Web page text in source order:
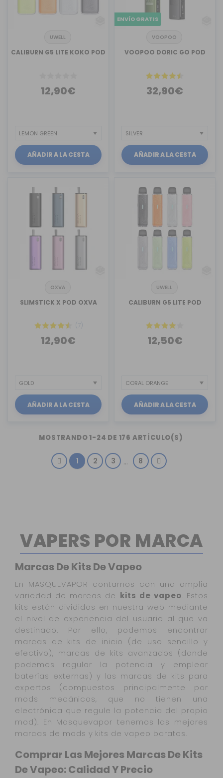
UWELL
CALIBURN G5 LITE KOKO POD
12,90€
AÑADIR A LA CESTA
ENVÍO GRATIS
VOOPOO
VOOPOO DORIC GO POD
32,90€
AÑADIR A LA CESTA
OXVA
SLIMSTICK X POD OXVA
(7)
12,90€
AÑADIR A LA CESTA
UWELL
CALIBURN G5 LITE POD
12,50€
AÑADIR A LA CESTA
MOSTRANDO 1-24 DE 176 ARTÍCULO(S)
1 2 3 … 8
VAPERS POR MARCA
Marcas De Kits De Vapeo
En MASQUEVAPOR contamos con una amplia
variedad de marcas de kits de vapeo. Estos
kits están divididos en nuestra web mediante
el nivel de experiencia del usuario al que va
destinado. Por ello, podemos encontrar
marcas de kits de inicio (de uso sencillo y
efectivo), marcas de kits avanzados (donde
podemos regular la potencia y emplear
baterías externas) y las marcas de kits para
expertos (compuestos principalmente por
mods mecánicos, que no tienen una
electrónica que regule la potencia del propio
mod). En Masquevapor tenemos las mejores
marcas de mods y kits de vapeo baratos.
Comprar Las Mejores Marcas De Kits
De Vapeo: Calidad Y Precio